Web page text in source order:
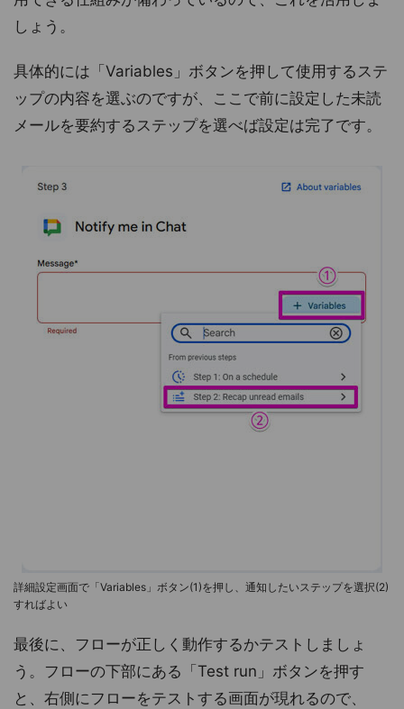
しょう。
具体的には「Variables」ボタンを押して使用するステ
ップの内容を選ぶのですが、ここで前に設定した未読
メールを要約するステップを選べば設定は完了です。
詳細設定画面で「Variables」ボタン(1)を押し、通知したいステップを選択(2)
すればよい
最後に、フローが正しく動作するかテストしましょ
う。フローの下部にある「Test run」ボタンを押す
と、右側にフローをテストする画面が現れるので、